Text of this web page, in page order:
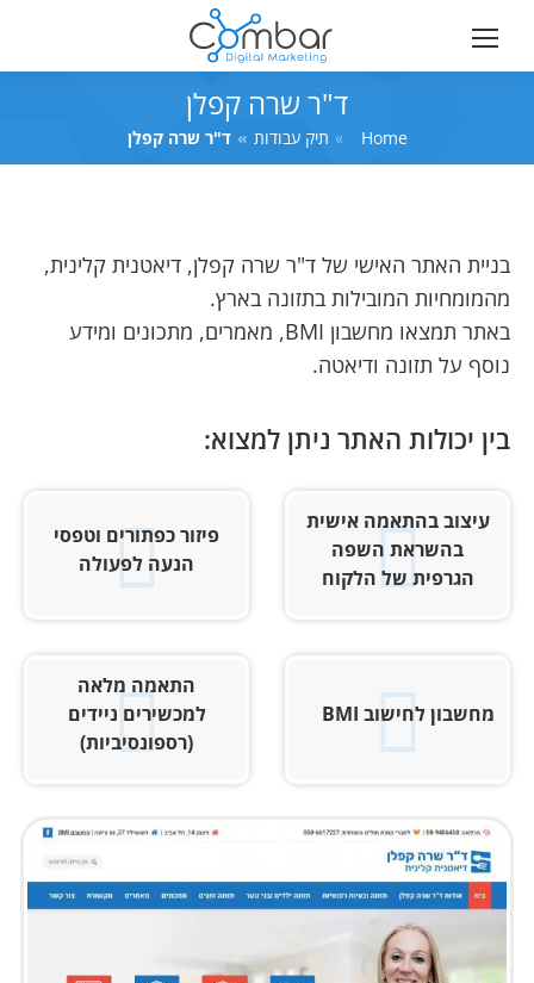
ד"ר שרה קפלן
You are here:
Home תיק עבודות ד"ר שרה קפלן
בניית האתר האישי של ד"ר שרה קפלן, דיאטנית קלינית,
מהמומחיות המובילות בתזונה בארץ.
באתר תמצאו מחשבון BMI, מאמרים, מתכונים ומידע
נוסף על תזונה ודיאטה.
בין יכולות האתר ניתן למצוא:
עיצוב בהתאמה אישית
בהשראת השפה
הגרפית של הלקוח
פיזור כפתורים וטפסי
הנעה לפעולה
מחשבון לחישוב BMI
התאמה מלאה
למכשירים ניידים
(רספונסיביות)